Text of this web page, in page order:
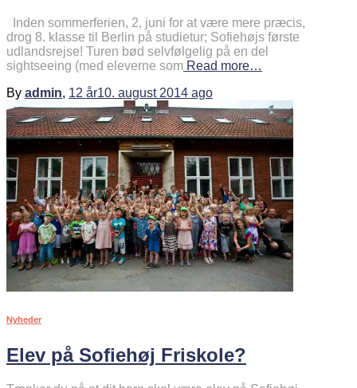
Inden sommerferien, 2, juni for at være mere præcis,
drog 8. klasse til Berlin på studietur; Sofiehøjs første
udlandsrejse! Turen bød selvfølgelig på en del
sightseeing (med eleverne som Read more…
By admin, 12 år10. august 2014 ago
Nyheder
Elev på Sofiehøj Friskole?